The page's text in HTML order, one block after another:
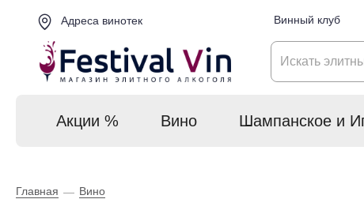
Адреса винотек Винный клуб
Акции % Вино Шампанское и
Главная — Вино